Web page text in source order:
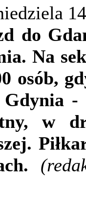
do
Na
osób,
w